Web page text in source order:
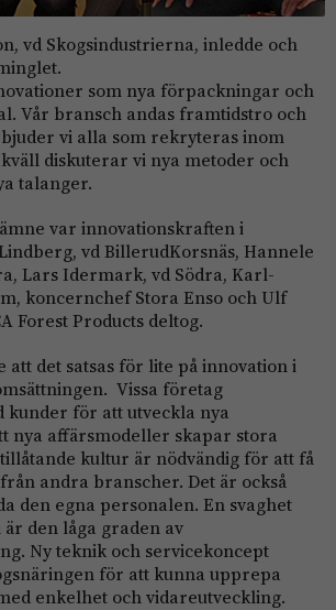
vd Skogsindustrierna, inledde och
som nya förpackningar och
Vår bransch andas framtidstro och
vi alla som rekryteras inom
diskuterar vi nya metoder och
talanger.
var innovationskraften i
vd BillerudKorsnäs, Hannele
Lars Idermark, vd Södra, Karl-
koncernchef Stora Enso och Ulf
Forest Products deltog.
att det satsas för lite på innovation i
Vissa företag
kunder för att utveckla nya
nya affärsmodeller skapar stora
kultur är nödvändig för att få
andra branscher. Det är också
den egna personalen. En svaghet
den låga graden av
Ny teknik och servicekoncept
för att kunna upprepa
enkelhet och vidareutveckling.